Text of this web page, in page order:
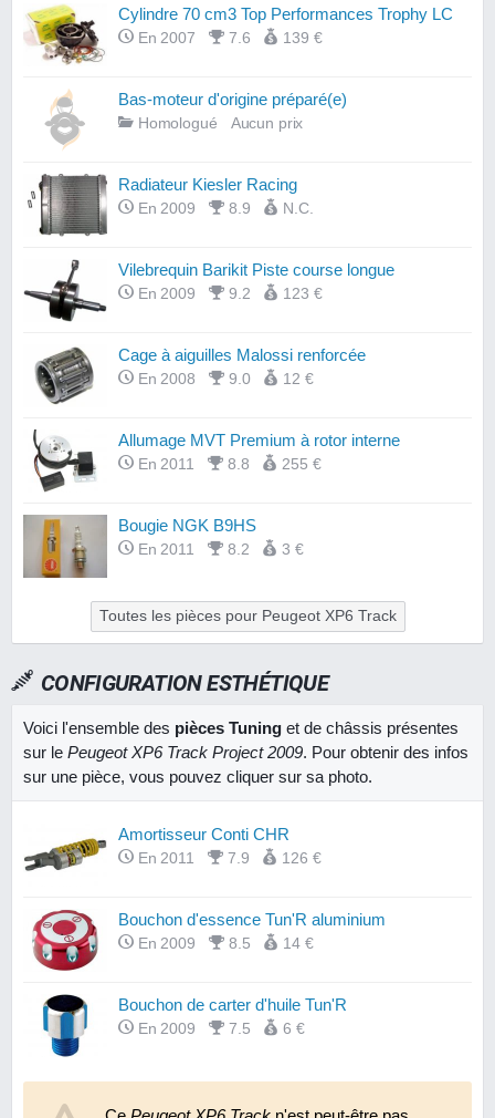
Cylindre 70 cm3 Top Performances Trophy LC
En 2007 7.6 139 €
Bas-moteur d'origine préparé(e)
Homologué Aucun prix
Radiateur Kiesler Racing
En 2009 8.9 N.C.
Vilebrequin Barikit Piste course longue
En 2009 9.2 123 €
Cage à aiguilles Malossi renforcée
En 2008 9.0 12 €
Allumage MVT Premium à rotor interne
En 2011 8.8 255 €
Bougie NGK B9HS
En 2011 8.2 3 €
Toutes les pièces pour Peugeot XP6 Track
CONFIGURATION ESTHÉTIQUE
Voici l'ensemble des pièces Tuning et de châssis présentes
sur le Peugeot XP6 Track Project 2009. Pour obtenir des infos
sur une pièce, vous pouvez cliquer sur sa photo.
Amortisseur Conti CHR
En 2011 7.9 126 €
Bouchon d'essence Tun'R aluminium
En 2009 8.5 14 €
Bouchon de carter d'huile Tun'R
En 2009 7.5 6 €
En 2011 7.5 4 €